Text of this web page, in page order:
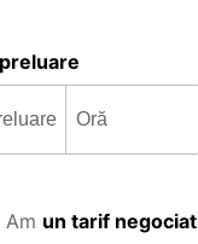
Am un tarif negociat